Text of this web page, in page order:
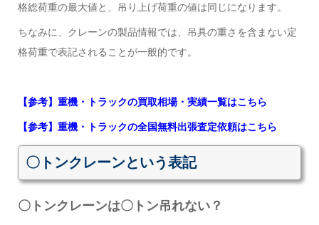
格総荷重の最大値と、吊り上げ荷重の値は同じになります。
ちなみに、クレーンの製品情報では、吊具の重さを含まない定
格荷重で表記されることが一般的です。
【参考】重機・トラックの買取相場・実績一覧はこちら
【参考】重機・トラックの全国無料出張査定依頼はこちら
〇トンクレーンという表記
〇トンクレーンは〇トン吊れない？